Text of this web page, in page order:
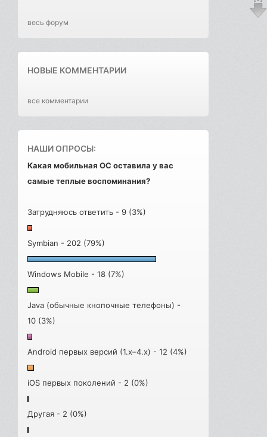
весь форум
НОВЫЕ КОММЕНТАРИИ
все комментарии
НАШИ ОПРОСЫ:
Какая мобильная ОС оставила у вас
самые теплые воспоминания?
Затрудняюсь ответить - 9 (3%)
Symbian - 202 (79%)
Windows Mobile - 18 (7%)
Java (обычные кнопочные телефоны) -
10 (3%)
Android первых версий (1.x–4.x) - 12 (4%)
iOS первых поколений - 2 (0%)
Другая - 2 (0%)